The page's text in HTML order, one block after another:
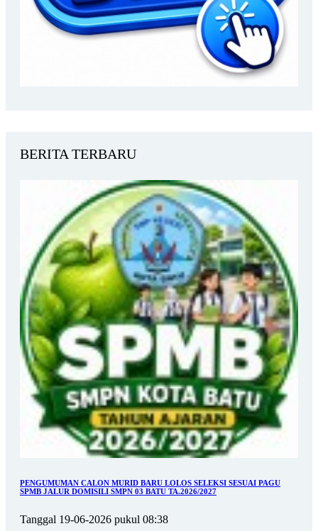
BERITA TERBARU
PENGUMUMAN CALON MURID BARU LOLOS SELEKSI SESUAI PAGU
SPMB JALUR DOMISILI SMPN 03 BATU TA.2026/2027
Tanggal 19-06-2026 pukul 08:38